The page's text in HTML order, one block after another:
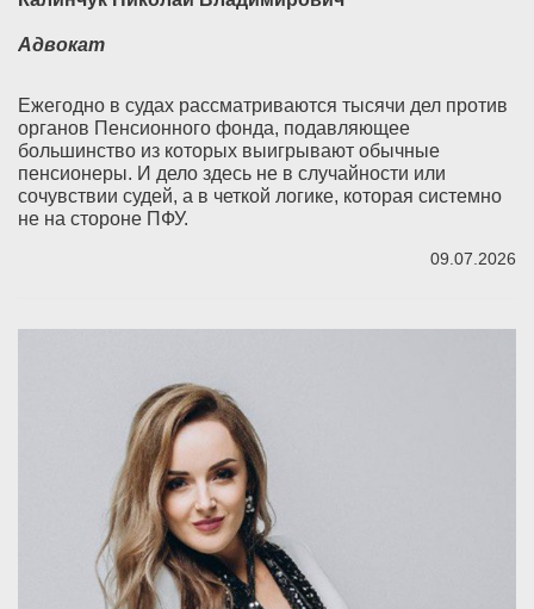
Адвокат
Ежегодно в судах рассматриваются тысячи дел против
органов Пенсионного фонда, подавляющее
большинство из которых выигрывают обычные
пенсионеры. И дело здесь не в случайности или
сочувствии судей, а в четкой логике, которая системно
не на стороне ПФУ.
09.07.2026